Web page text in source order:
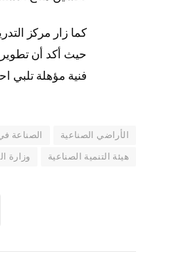
كما زار مركز
حيث أكد أن تطوير
فنية مؤهلة تلبي
الأراضي الصناعية الصناعة
هيئة التنمية الصناعية وزارة